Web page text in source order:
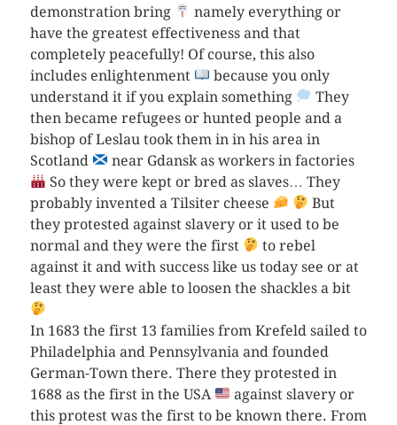
demonstration bring
namely everything or
have the greatest effectiveness and that
completely peacefully! Of course, this also
includes enlightenment
because you only
understand it if you explain something
They
then became refugees or hunted people and a
bishop of Leslau took them in in his area in
Scotland
near Gdansk as workers in factories
So they were kept or bred as slaves… They
probably invented a Tilsiter cheese
But
they protested against slavery or it used to be
normal and they were the first
to rebel
against it and with success like us today see or at
least they were able to loosen the shackles a bit
In 1683 the first 13 families from Krefeld sailed to
Philadelphia and Pennsylvania and founded
German-Town there. There they protested in
1688 as the first in the USA
against slavery or
this protest was the first to be known there. From